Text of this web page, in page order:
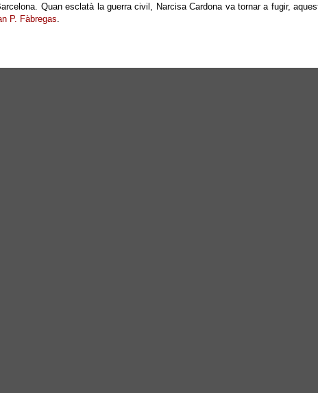
Quan esclatà la guerra civil, Narcisa Cardona va tornar a fugir,
P. Fàbregas.